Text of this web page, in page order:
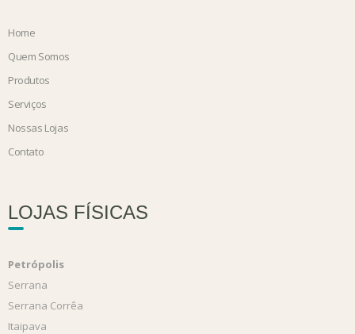
Home
Quem Somos
Produtos
Serviços
Nossas Lojas
Contato
LOJAS FÍSICAS
Petrópolis
Serrana
Serrana Corrêa
Itaipava